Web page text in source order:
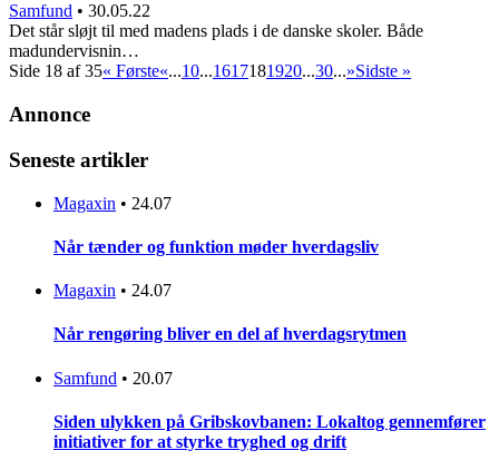
Samfund • 30.05.22
Det står sløjt til med madens plads i de danske skoler. Både
madundervisnin…
Side 18 af 35« Første«...10...1617181920...30...»Sidste »
Annonce
Seneste artikler
Magaxin • 24.07
Når tænder og funktion møder hverdagsliv
Magaxin • 24.07
Når rengøring bliver en del af hverdagsrytmen
Samfund • 20.07
Siden ulykken på Gribskovbanen: Lokaltog gennemfører
initiativer for at styrke tryghed og drift